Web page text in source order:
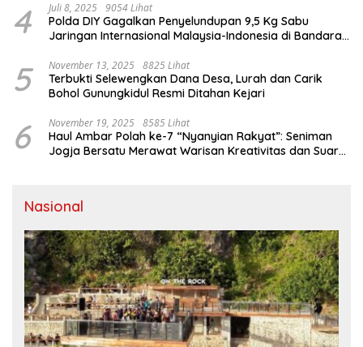
4 Juli 8, 2025 9054 Lihat
Polda DIY Gagalkan Penyelundupan 9,5 Kg Sabu
Jaringan Internasional Malaysia-Indonesia di Bandara
5 November 13, 2025 8825 Lihat
Terbukti Selewengkan Dana Desa, Lurah dan Carik
Bohol Gunungkidul Resmi Ditahan Kejari
6 November 19, 2025 8585 Lihat
Haul Ambar Polah ke-7 “Nyanyian Rakyat”: Seniman
Jogja Bersatu Merawat Warisan Kreativitas dan Suara
Nasional